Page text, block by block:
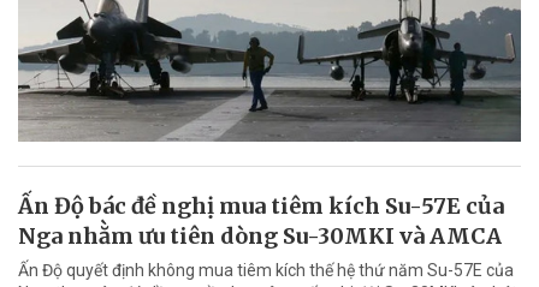
Ấn Độ bác đề nghị mua tiêm kích Su-57E của
Nga nhằm ưu tiên dòng Su-30MKI và AMCA
Ấn Độ quyết định không mua tiêm kích thế hệ thứ năm Su-57E của